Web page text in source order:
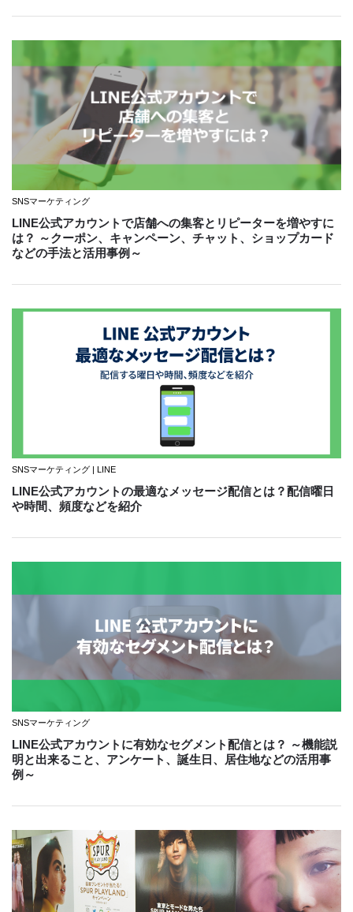
SNSマーケティング
LINE公式アカウントで店舗への集客とリピーターを増やすに
は？ ～クーポン、キャンペーン、チャット、ショップカード
などの手法と活用事例～
SNSマーケティング | LINE
LINE公式アカウントの最適なメッセージ配信とは？配信曜日
や時間、頻度などを紹介
SNSマーケティング
LINE公式アカウントに有効なセグメント配信とは？ ～機能説
明と出来ること、アンケート、誕生日、居住地などの活用事
例～